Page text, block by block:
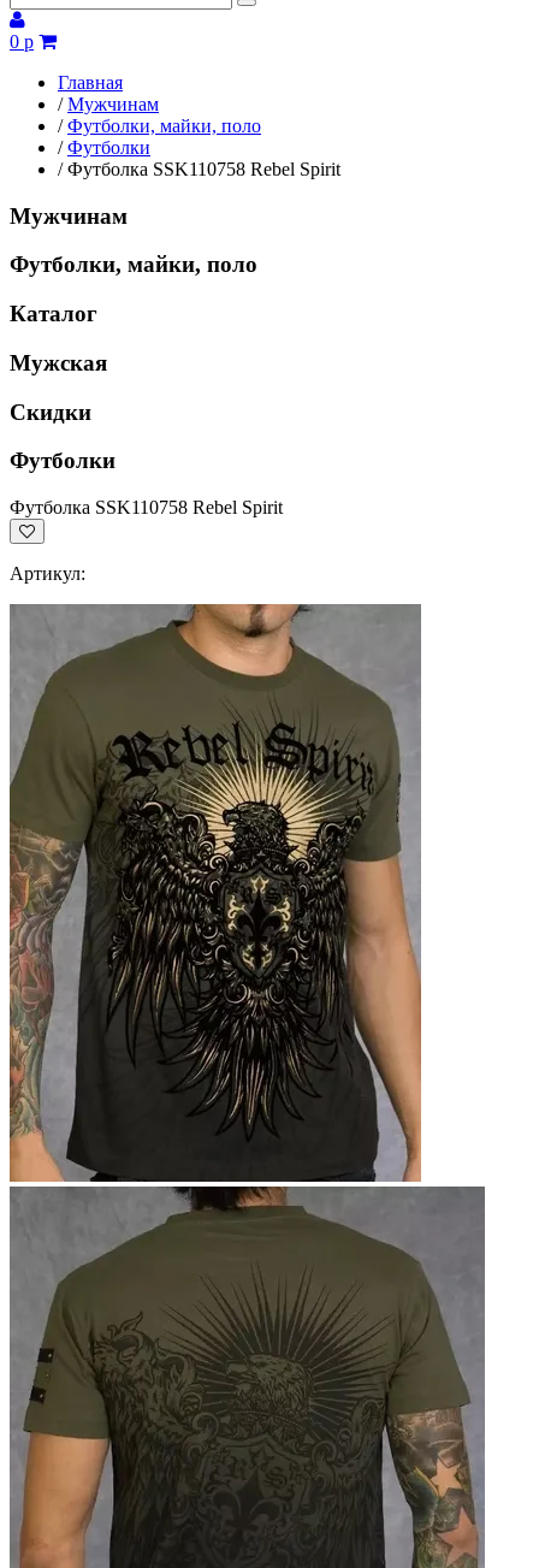
0 р
Главная
/ Мужчинам
/ Футболки, майки, поло
/ Футболки
/ Футболка SSK110758 Rebel Spirit
Мужчинам
Футболки, майки, поло
Каталог
Мужская
Скидки
Футболки
Футболка SSK110758 Rebel Spirit
Артикул: